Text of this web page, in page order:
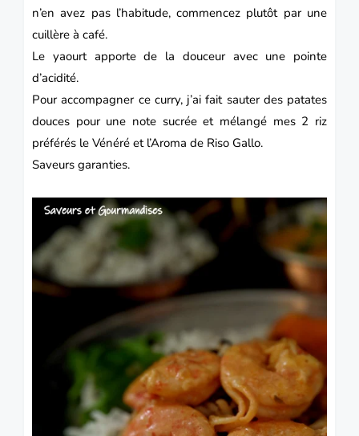
n’en avez pas l’habitude, commencez plutôt par une
cuillère à café.
Le yaourt apporte de la douceur avec une pointe
d’acidité.
Pour accompagner ce curry, j’ai fait sauter des patates
douces pour une note sucrée et mélangé mes 2 riz
préférés le Vénéré et l’Aroma de Riso Gallo.
Saveurs garanties.